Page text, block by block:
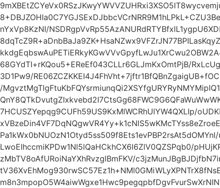
nYxVp8KzNI/
68GYdTI+rKQou5+EReEf043CLLr6GLJmKxOmtPjB/
3D1Pw9/
/
7HCUSZYepqg9CUFh59US9KxMlWCRhUlYW4QXLIp/
LwoEIhccmiKPDw1Nl5lQaHCkhCX6l6ZlV0QZSPqb0/
zMbTV8oAfURoiNaYXhRvzglBmFKV/